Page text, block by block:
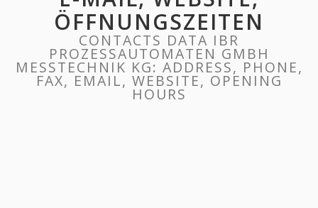
ÖFFNUNGSZEITEN
CONTACTS DATA IBR
PROZESSAUTOMATEN GMBH
MESSTECHNIK KG: ADDRESS, PHONE,
FAX, EMAIL, WEBSITE, OPENING
HOURS